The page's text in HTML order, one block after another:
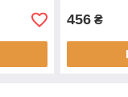
456 ₴